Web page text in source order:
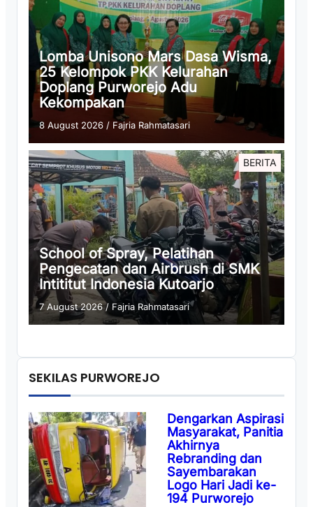
Lomba Unisono Mars Dasa Wisma,
25 Kelompok PKK Kelurahan
Doplang Purworejo Adu
Kekompakan
8 August 2026 / Fajria Rahmatasari
BERITA
School of Spray, Pelatihan
Pengecatan dan Airbrush di SMK
Intititut Indonesia Kutoarjo
7 August 2026/ Fajria Rahmatasari
SEKILAS PURWOREJO
Dengarkan Aspirasi
Masyarakat, Panitia
Akhirnya
Rebranding dan
Sayembarakan
Logo Hari Jadi ke-
194 Purworejo